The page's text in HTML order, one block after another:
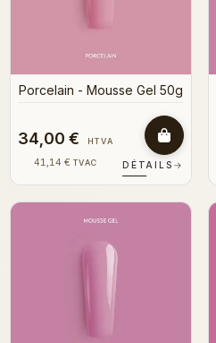
Porcelain - Mousse Gel 50g
34,00 € HTVA
41,14 € TVAC DÉTAILS →